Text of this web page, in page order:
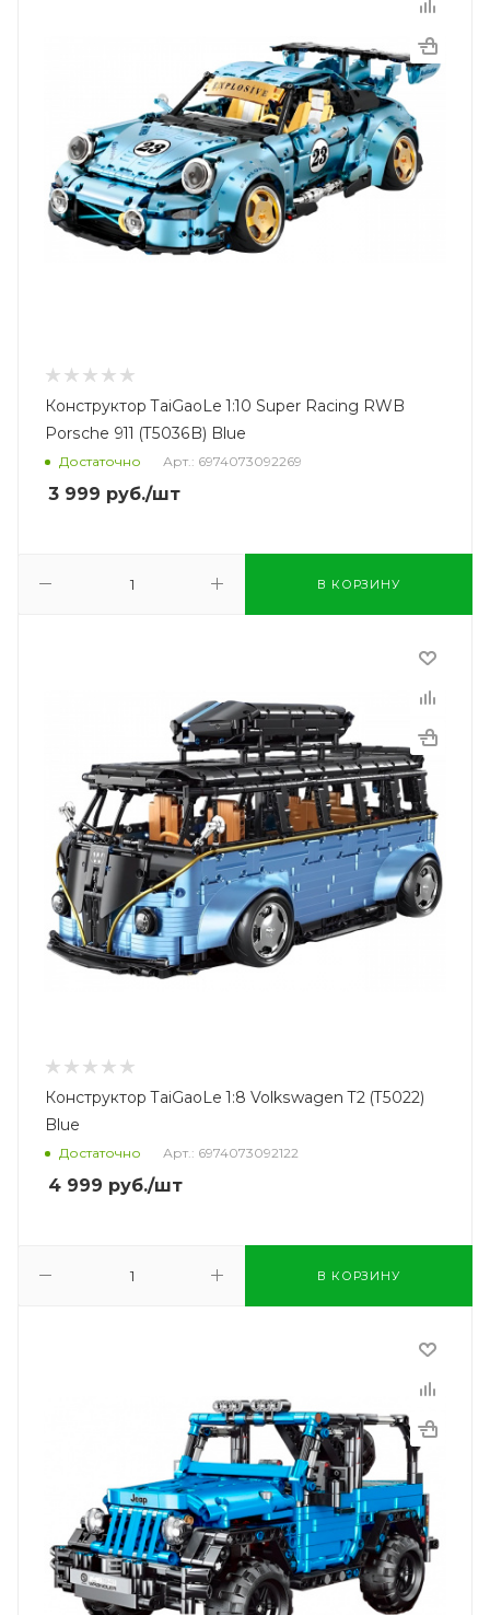
Конструктор TaiGaoLe 1:10 Super Racing RWB
Porsche 911 (T5036B) Blue
Достаточно Арт.: 6974073092269
3 999 руб./шт
В КОРЗИНУ
Конструктор TaiGaoLe 1:8 Volkswagen T2 (T5022)
Blue
Достаточно Арт.: 6974073092122
4 999 руб./шт
В КОРЗИНУ